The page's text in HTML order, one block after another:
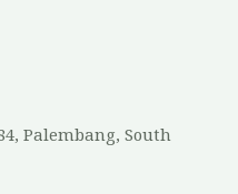
Palembang, South